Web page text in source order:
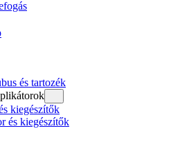
és tartozék
kiegészítők
és kiegészítők